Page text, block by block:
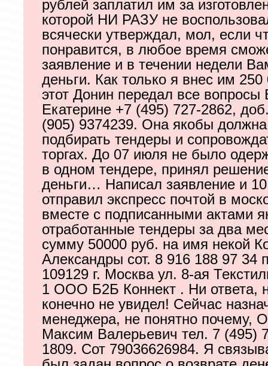
рублей заплатил им за
которой НИ РАЗУ не
всячески утверждал, мол, если
понравится, в любое время
заявление и в течении недели
деньги. Как только я внес им 250
этот Донин передал все вопросы
Екатерине +7 (495) 727-2862,
(905) 9374239. Она якобы
подбирать тендеры и
торгах. До 07 июля не было
в одном тендере, принял
деньги… Написал заявление и
отправил экспресс почтой в
вместе с подписанными актами
отработанные тендеры за два
сумму 50000 руб. на имя некой
Александры сот. 8 916 188 97 34
109129 г. Москва ул. 8-ая
1 ООО Б2Б Коннект . Ни ответа,
конечно не увидел! Сейчас
менеджера, не понятно почему,
Максим Валерьевич тел. 7 (495)
1809. Сот 79036626984. Я